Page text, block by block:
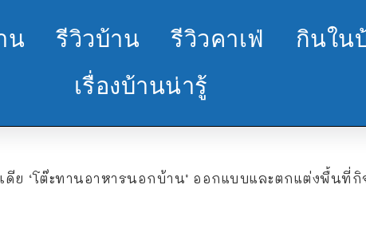
น รีวิวบ้าน รีวิวคาเฟ่
กินใน
เรื่องบ้านน่ารู้
ดีย ‘โต๊ะทานอาหารนอกบ้าน’ ออกแบบและตกแต่งพื้นที่กิจ